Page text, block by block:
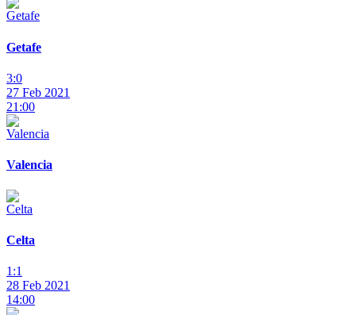
Getafe
3:0
27 Feb 2021
21:00
Valencia
Celta
1:1
28 Feb 2021
14:00